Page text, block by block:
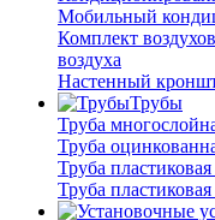
Мобильный
Комплект
воздуха
Настенный
Трубы
Труба
Труба
Труба пластиковая
Труба